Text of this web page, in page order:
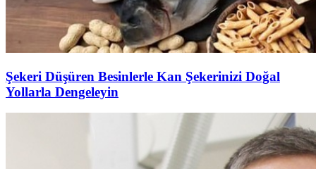
Şekeri Düşüren Besinlerle Kan Şekerinizi Doğal
Yollarla Dengeleyin